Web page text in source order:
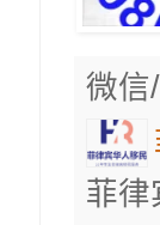
微
菲律